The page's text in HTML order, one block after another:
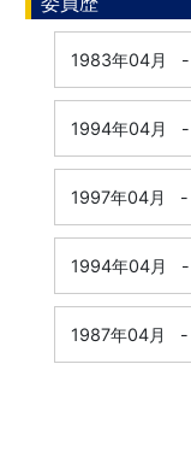
1983年04月 -
1994年04月 -
1997年04月 -
1994年04月 -
1987年04月 -